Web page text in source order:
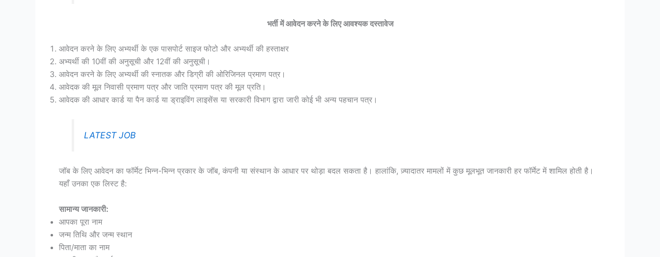
भर्ती में आवेदन करने के लिए आवश्यक दस्तावेज
आवेदन करने के लिए अभ्यर्थी के एक पासपोर्ट साइज फोटो और अभ्यर्थी की हस्ताक्षर
अभ्यर्थी की 10वीं की अनुसूची और 12वीं की अनुसूची।
आवेदन करने के लिए अभ्यर्थी की स्नातक और डिग्री की ओरिजिनल प्रमाण पत्र।
आवेदक की मूल निवासी प्रमाण पत्र और जाति प्रमाण पत्र की मूल प्रति।
आवेदक की आधार कार्ड या पैन कार्ड या ड्राइविंग लाइसेंस या सरकारी विभाग द्वारा जारी कोई भी अन्य पहचान पत्र।
LATEST JOB
जॉब के लिए आवेदन का फॉर्मेट भिन्न-भिन्न प्रकार के जॉब, कंपनी या संस्थान के आधार पर थोड़ा बदल सकता है। हालांकि, ज़्यादातर मामलों में कुछ मूलभूत जानकारी हर फॉर्मेट में शामिल होती है।
यहाँ उनका एक लिस्ट है:
सामान्य जानकारी:
आपका पूरा नाम
जन्म तिथि और जन्म स्थान
पिता/माता का नाम